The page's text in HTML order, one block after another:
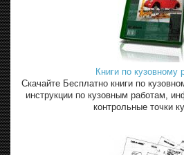
Книги по кузовному
Скачайте Бесплатно книги по
инструкции по кузовным работам,
контрольные точки